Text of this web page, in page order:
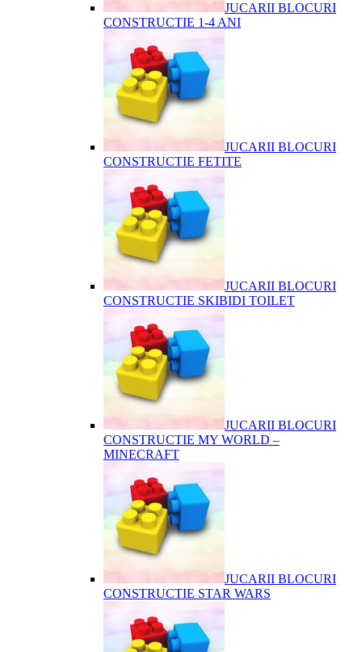
JUCARII BLOCURI
CONSTRUCTIE 1-4 ANI
JUCARII BLOCURI
CONSTRUCTIE FETITE
JUCARII BLOCURI
CONSTRUCTIE SKIBIDI TOILET
JUCARII BLOCURI
CONSTRUCTIE MY WORLD –
MINECRAFT
JUCARII BLOCURI
CONSTRUCTIE STAR WARS